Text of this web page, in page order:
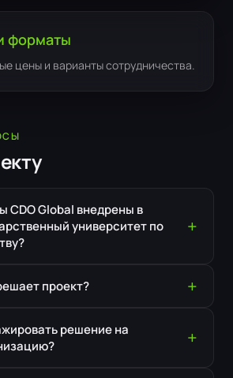
форматы
цены и варианты сотрудничества.
CDO Global внедрены в
университет по
проект?
решение на